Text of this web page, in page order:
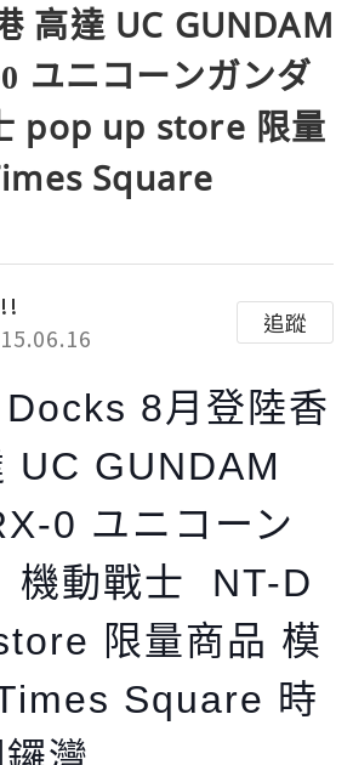
高達 UC GUNDAM
ユニコーンガンダ
pop up store 限量
Square
追蹤
8月登陸香
UC GUNDAM
0 ユニコーン
機動戰士 NT-D
限量商品 模
Square 時